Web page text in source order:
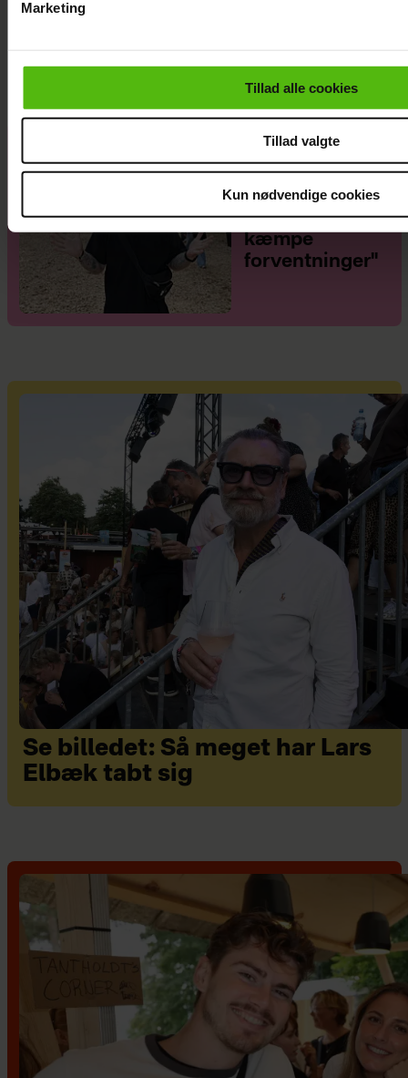
cookiepolitik.
Marketing
Tillad alle cookies
Tillad valgte
Kun nødvendige cookies
Philip May på
Smukfest for
første gang:
"Jeg har
kæmpe
forventninger"
Se billedet: Så meget har Lars
Elbæk tabt sig